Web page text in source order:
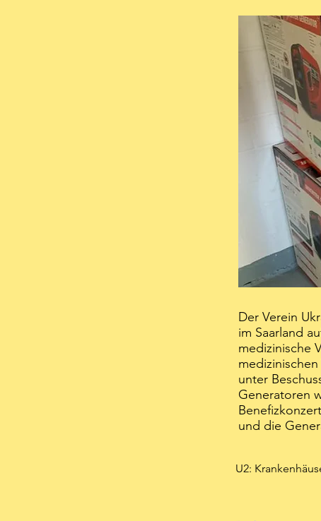
Der Verein
im Saarland
medizinische
unter
Generatoren
und die
U2: